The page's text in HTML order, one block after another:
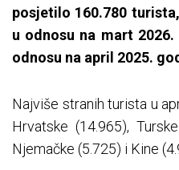
posjetilo 160.780
u odnosu na mart
odnosu na april 2025.
Najviše stranih turista u
Hrvatske (14.965),
Njemačke (5.725) i Kine